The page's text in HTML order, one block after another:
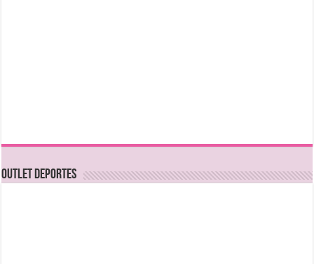
OUTLET DEPORTES